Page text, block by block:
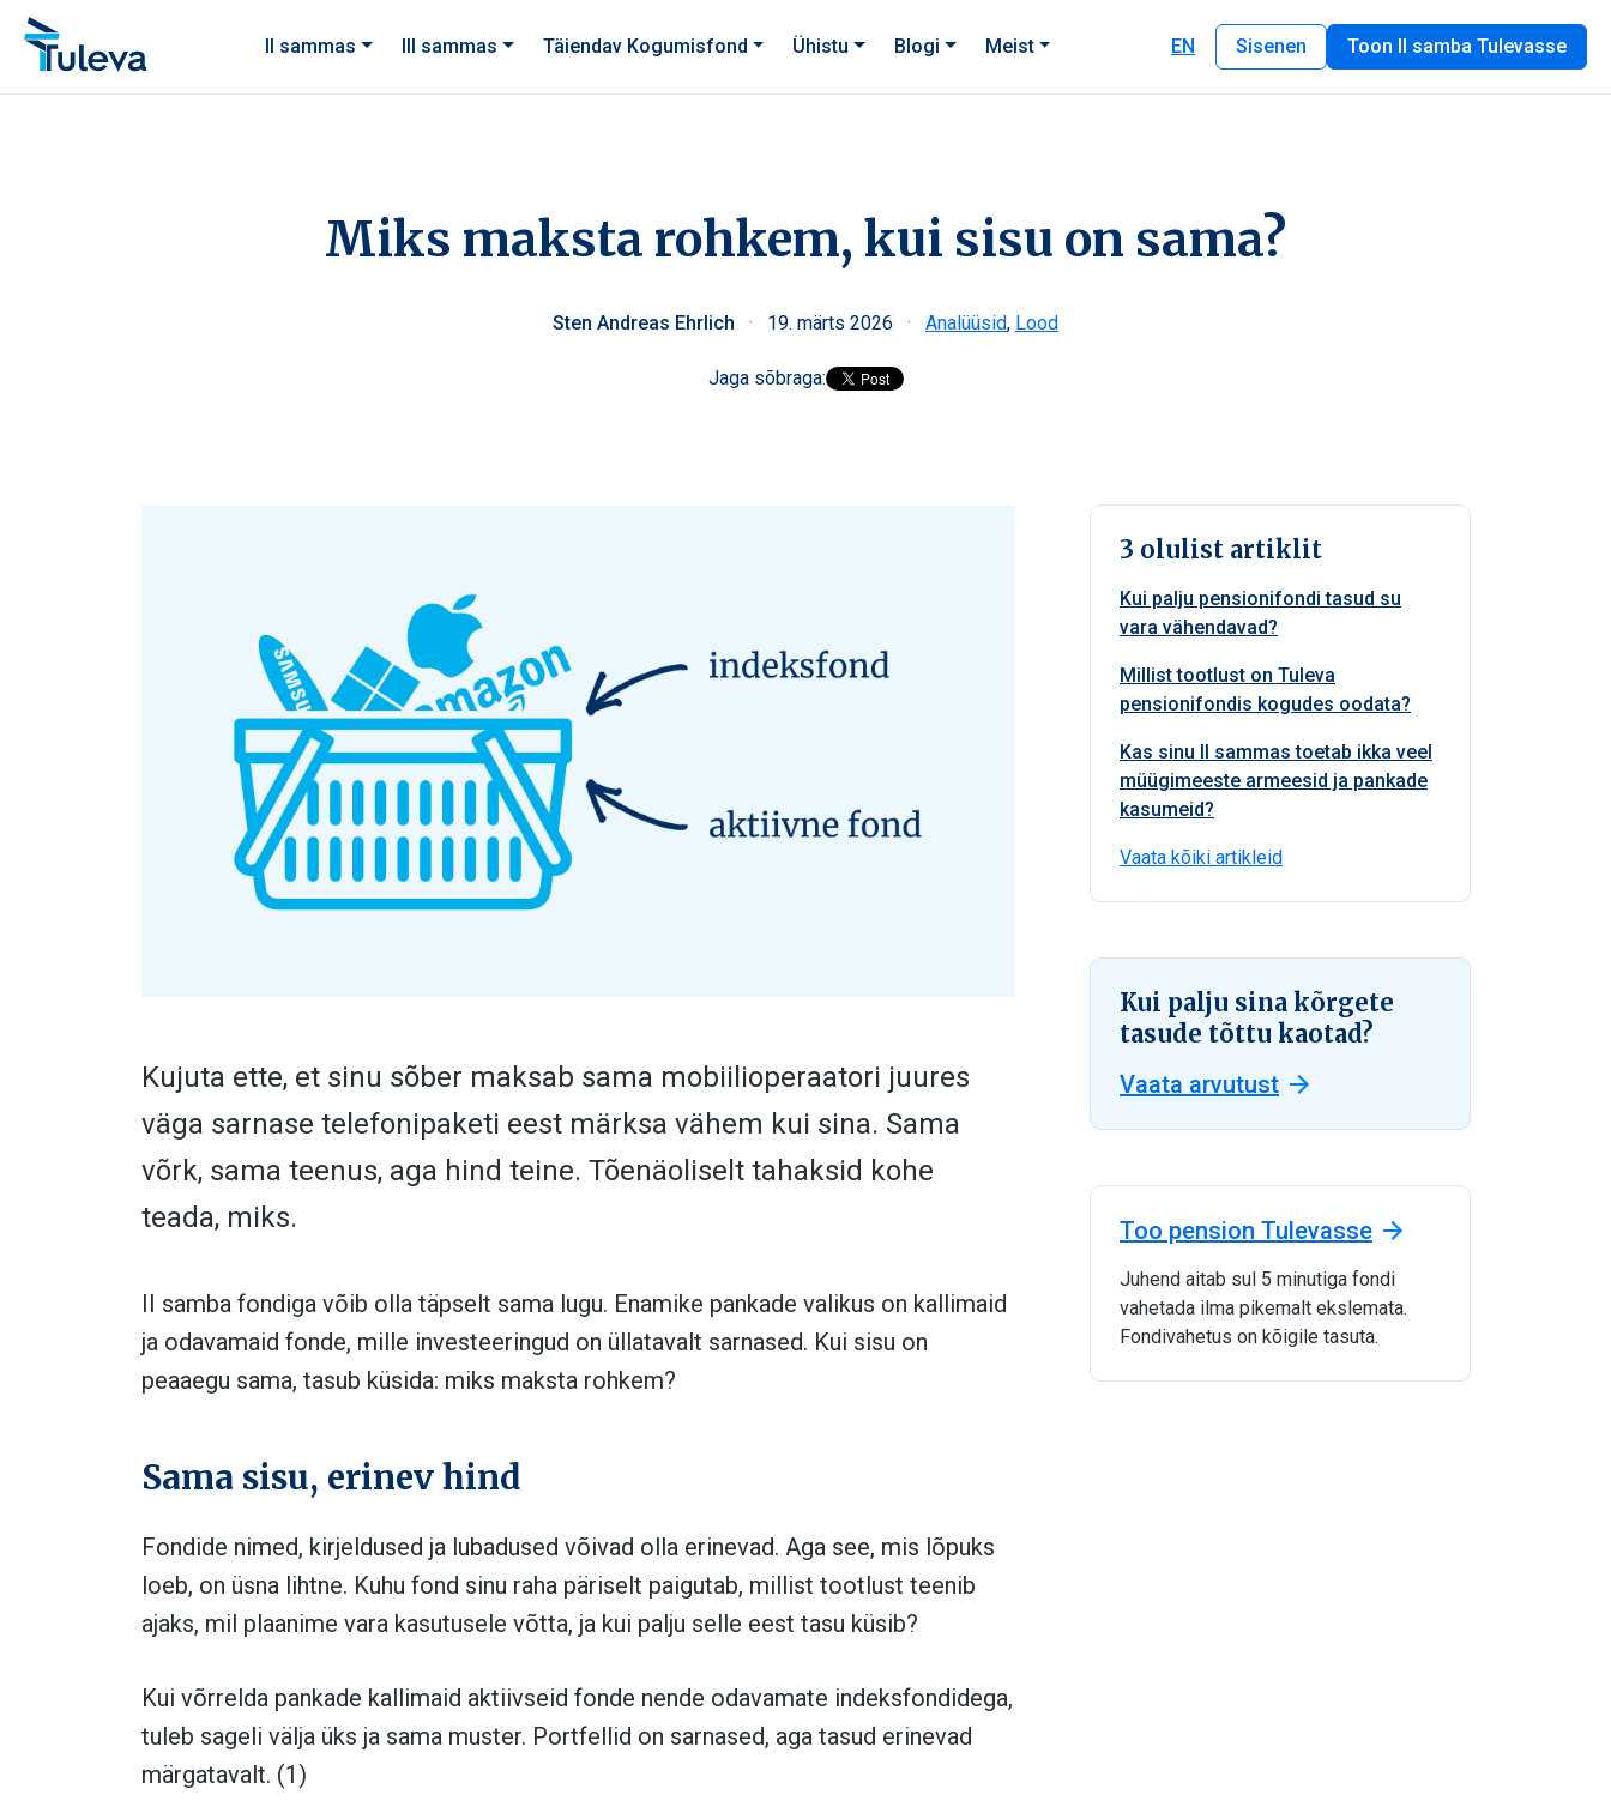
Liigu edasi sisu juurde
II sammas
III sammas Täiendav Kogumisfond Ühistu Blogi Meist EN Sisenen Toon II samba Tulevasse
Miks maksta rohkem, kui sisu on sama?
Sten Andreas Ehrlich · 19. märts 2026 · Analüüsid, Lood
Jaga sõbraga:
Kujuta ette, et sinu sõber maksab sama mobiilioperaatori juures
väga sarnase telefonipaketi eest märksa vähem kui sina. Sama
võrk, sama teenus, aga hind teine. Tõenäoliselt tahaksid kohe
teada, miks.
II samba fondiga võib olla täpselt sama lugu. Enamike pankade valikus on kallimaid
ja odavamaid fonde, mille investeeringud on üllatavalt sarnased. Kui sisu on
peaaegu sama, tasub küsida: miks maksta rohkem?
Sama sisu, erinev hind
Fondide nimed, kirjeldused ja lubadused võivad olla erinevad. Aga see, mis lõpuks
loeb, on üsna lihtne. Kuhu fond sinu raha päriselt paigutab, millist tootlust teenib
ajaks, mil plaanime vara kasutusele võtta, ja kui palju selle eest tasu küsib?
Kui võrrelda pankade kallimaid aktiivseid fonde nende odavamate indeksfondidega,
tuleb sageli välja üks ja sama muster. Portfellid on sarnased, aga tasud erinevad
märgatavalt. (1)
3 olulist artiklit
Kui palju pensionifondi tasud su
vara vähendavad?
Millist tootlust on Tuleva
pensionifondis kogudes oodata?
Kas sinu II sammas toetab ikka veel
müügimeeste armeesid ja pankade
kasumeid?
Vaata kõiki artikleid
Kui palju sina kõrgete
tasude tõttu kaotad?
Vaata arvutust
Too pension Tulevasse
Juhend aitab sul 5 minutiga fondi
vahetada ilma pikemalt ekslemata.
Fondivahetus on kõigile tasuta.